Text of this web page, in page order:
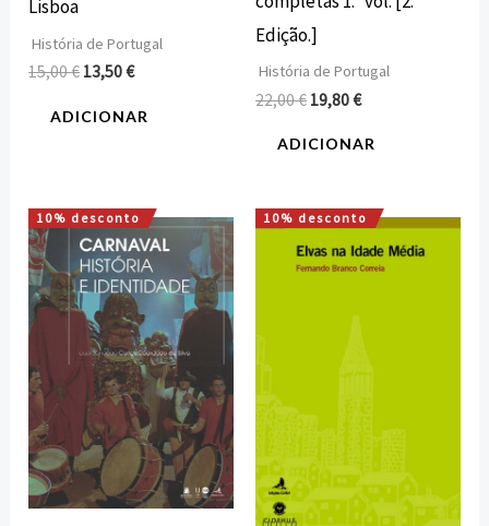
Lisboa
História de Portugal
15,00€ 13,50€
ADICIONAR
Edição.]
História de Portugal
22,00€ 19,80€
ADICIONAR
10% desconto
O
preço
original
era:
18,00 €.
O
preço
atual
é:
16,20 €.
10% desconto
O
preço
original
O
preço
atual